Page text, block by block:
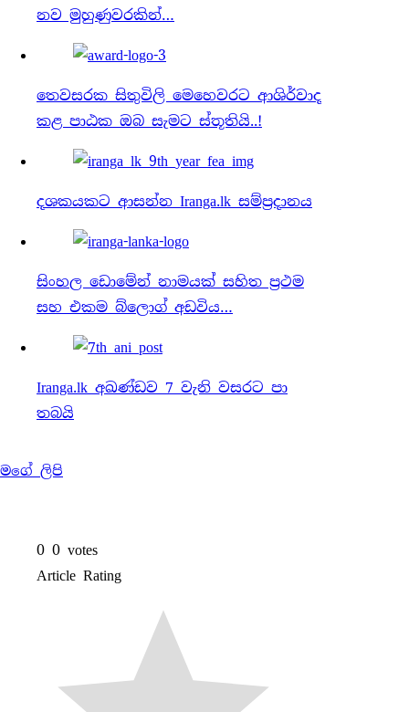
නව මුහුණුවරකින්…
තෙවසරක සිතුවිලි මෙහෙවරට ආශිර්වාද
කළ පාඨක ඔබ සැමට ස්තූතියි..!
දශකයකට ආසන්න Iranga.lk සම්ප්‍රදානය
සිංහල ඩොමේන් නාමයක් සහිත ප්‍රථම
සහ එකම බ්ලොග් අඩවිය…
Iranga.lk අඛණ්ඩව 7 වැනි වසරට පා
තබයි
මගේ ලිපි
0 0 votes
Article Rating